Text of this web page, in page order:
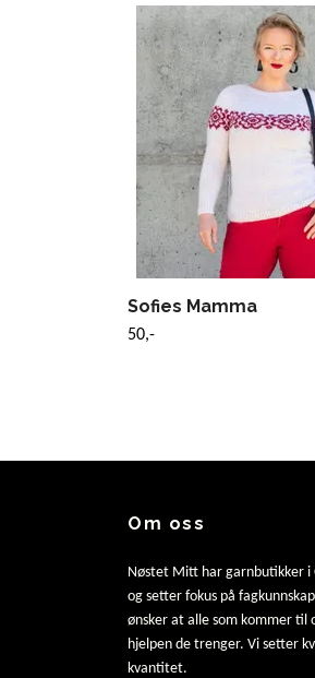
Sofies Mamma
50,-
Om oss
Nøstet Mitt har garnbutikker i
og setter fokus på
ønsker at alle som kommer til
hjelpen de trenger. Vi setter
kvantitet.